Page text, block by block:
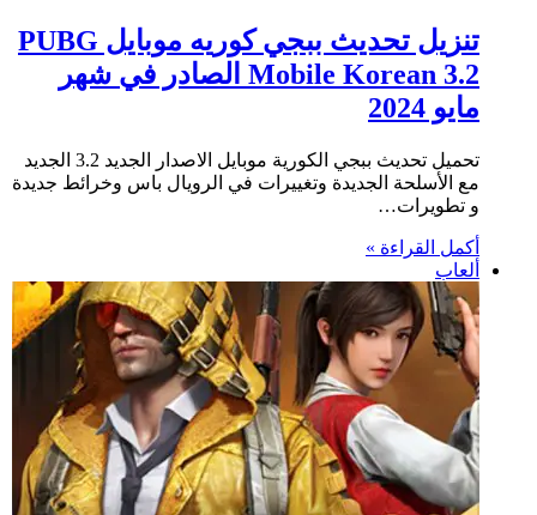
تنزيل تحديث ببجي كوريه موبايل PUBG
Mobile Korean 3.2 الصادر في شهر
مايو 2024
تحميل تحديث ببجي الكورية موبايل الاصدار الجديد 3.2 الجديد
مع الأسلحة الجديدة وتغييرات في الرويال باس وخرائط جديدة
و تطويرات…
أكمل القراءة »
ألعاب